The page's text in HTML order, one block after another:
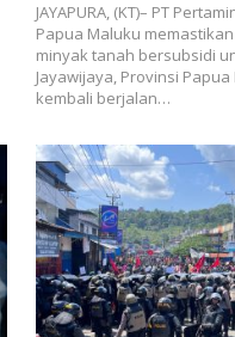
JAYAPURA, (KT)– PT
Papua Maluku
minyak tanah bersubsidi
Jayawijaya, Provinsi
kembali berjalan…